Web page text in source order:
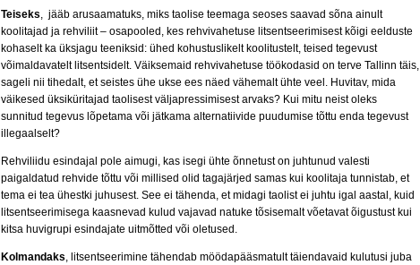
Teiseks, jääb arusaamatuks, miks taolise teemaga seoses saavad sõna ainult
koolitajad ja rehviliit – osapooled, kes rehvivahetuse litsentseerimisest kõigi eelduste
kohaselt ka üksjagu teeniksid: ühed kohustuslikelt koolitustelt, teised tegevust
võimaldavatelt litsentsidelt. Väiksemaid rehvivahetuse töökodasid on terve Tallinn täis,
sageli nii tihedalt, et seistes ühe ukse ees näed vähemalt ühte veel. Huvitav, mida
väikesed üksiküritajad taolisest väljapressimisest arvaks? Kui mitu neist oleks
sunnitud tegevus lõpetama või jätkama alternatiivide puudumise tõttu enda tegevust
illegaalselt?
Rehviliidu esindajal pole aimugi, kas isegi ühte õnnetust on juhtunud valesti
paigaldatud rehvide tõttu või millised olid tagajärjed samas kui koolitaja tunnistab, et
tema ei tea ühestki juhusest. See ei tähenda, et midagi taolist ei juhtu igal aastal, kuid
litsentseerimisega kaasnevad kulud vajavad natuke tõsisemalt võetavat õigustust kui
kitsa huvigrupi esindajate uitmõtted või oletused.
Kolmandaks, litsentseerimine tähendab möödapääsmatult täiendavaid kulutusi juba